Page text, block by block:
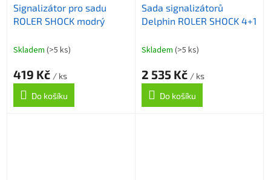
Signalizátor pro sadu
ROLER SHOCK modrý
Skladem (>5 ks)
419 Kč / ks
Do košíku
Sada signalizátorů
Delphin ROLER SHOCK 4+1
Skladem (>5 ks)
2 535 Kč / ks
Do košíku